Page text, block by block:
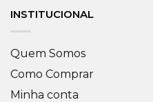
INSTITUCIONAL
Quem Somos
Como Comprar
Minha conta